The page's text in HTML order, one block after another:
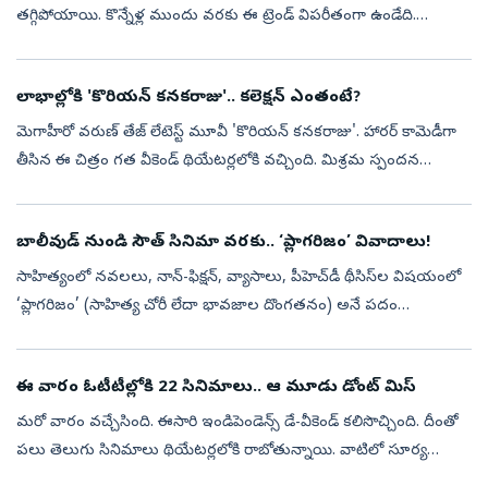
తగ్గిపోయాయి. కొన్నేళ్ల ముందు వరకు ఈ ట్రెండ్ విపరీతంగా ఉండేది.
లాభాల్లోకి 'కొరియన్ కనకరాజు'.. కలెక్షన్ ఎంతంటే?
మెగాహీరో వరుణ్ తేజ్ లేటెస్ట్ మూవీ 'కొరియన్ కనకరాజు'. హారర్ కామెడీగా
తీసిన ఈ చిత్రం గత వీకెండ్ థియేటర్లలోకి వచ్చింది. మిశ్రమ స్పందన
బాలీవుడ్ నుండి సౌత్ సినిమా వరకు.. ‘ప్లాగరిజం’ వివాదాలు!
సాహిత్యంలో నవలలు, నాన్-ఫిక్షన్, వ్యాసాలు, పీహెచ్‌డీ థీసిస్‌ల విషయంలో
‘ప్లాగరిజం’ (సాహిత్య చోరీ లేదా భావజాల దొంగతనం) అనే పదం
ఈ వారం ఓటీటీల్లోకి 22 సినిమాలు.. ఆ మూడు డోంట్ మిస్
మరో వారం వచ్చేసింది. ఈసారి ఇండిపెండెన్స్ డే-వీకెండ్ కలిసొచ్చింది. దీంతో
పలు తెలుగు సినిమాలు థియేటర్లలోకి రాబోతున్నాయి. వాటిలో సూర్య